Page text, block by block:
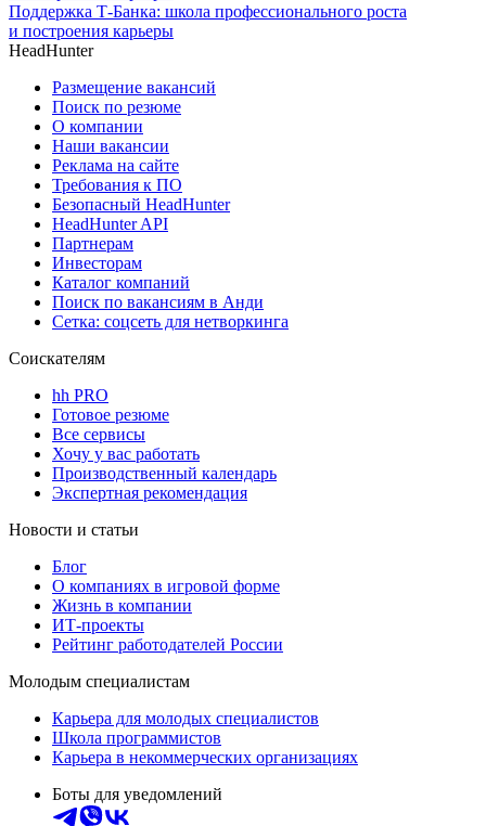
Поддержка Т-Банка: школа профессионального роста
и построения карьеры
HeadHunter
Размещение вакансий
Поиск по резюме
О компании
Наши вакансии
Реклама на сайте
Требования к ПО
Безопасный HeadHunter
HeadHunter API
Партнерам
Инвесторам
Каталог компаний
Поиск по вакансиям в Анди
Сетка: соцсеть для нетворкинга
Соискателям
hh PRO
Готовое резюме
Все сервисы
Хочу у вас работать
Производственный календарь
Экспертная рекомендация
Новости и статьи
Блог
О компаниях в игровой форме
Жизнь в компании
ИТ-проекты
Рейтинг работодателей России
Молодым специалистам
Карьера для молодых специалистов
Школа программистов
Карьера в некоммерческих организациях
Боты для уведомлений